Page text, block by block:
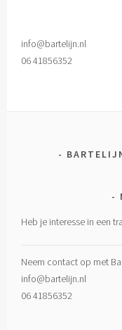
info@bartelijn.nl
06 41856352
Heb je interesse in een
Neem contact op met
info@bartelijn.nl
06 41856352